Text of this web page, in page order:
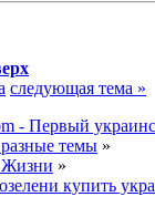
следующая тема »
- Первый
темы »
Жизни »
купить